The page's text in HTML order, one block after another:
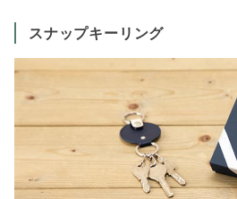
スナップキーリング